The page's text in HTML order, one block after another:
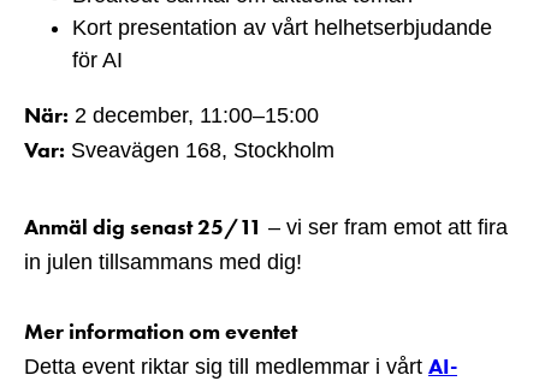
Kort presentation av vårt helhetserbjudande
för AI
När: 2 december, 11:00–15:00
Var: Sveavägen 168, Stockholm
Anmäl dig senast 25/11 – vi ser fram emot att fira
in julen tillsammans med dig!
Mer information om eventet
Detta event riktar sig till medlemmar i vårt AI-